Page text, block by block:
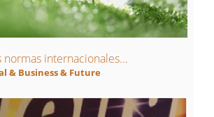
normas internacionales...
& Business & Future